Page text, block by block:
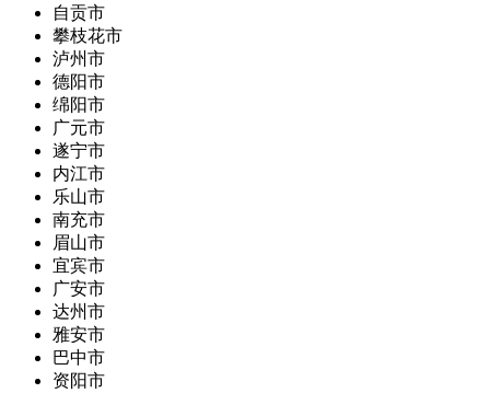
自贡市
攀枝花市
泸州市
德阳市
绵阳市
广元市
遂宁市
内江市
乐山市
南充市
眉山市
宜宾市
广安市
达州市
雅安市
巴中市
资阳市